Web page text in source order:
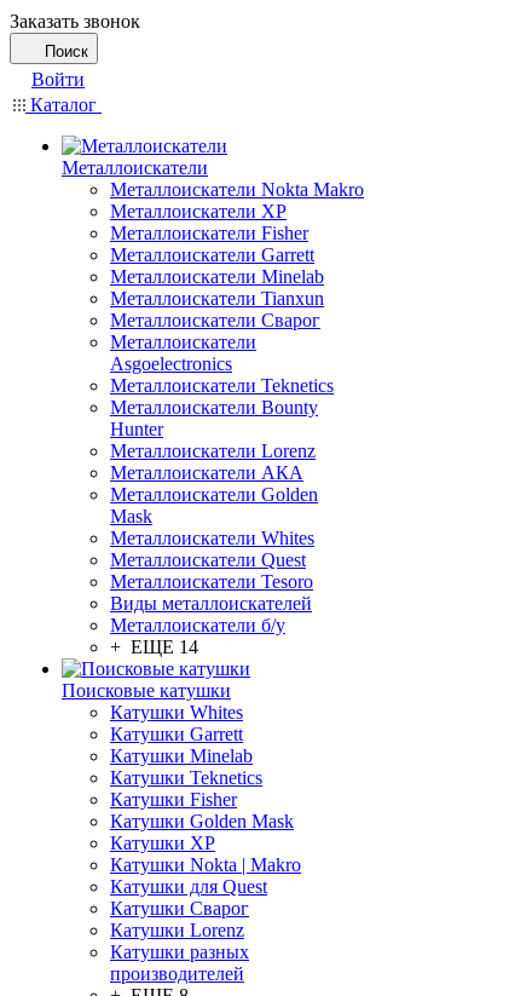
Заказать звонок
Поиск
Войти
Каталог
Металлоискатели
Металлоискатели Nokta Makro
Металлоискатели XP
Металлоискатели Fisher
Металлоискатели Garrett
Металлоискатели Minelab
Металлоискатели Tianxun
Металлоискатели Сварог
Металлоискатели
Asgoelectronics
Металлоискатели Teknetics
Металлоискатели Bounty
Hunter
Металлоискатели Lorenz
Металлоискатели АКА
Металлоискатели Golden
Mask
Металлоискатели Whites
Металлоискатели Quest
Металлоискатели Tesoro
Виды металлоискателей
Металлоискатели б/у
+ ЕЩЕ 14
Поисковые катушки
Катушки Whites
Катушки Garrett
Катушки Minelab
Катушки Teknetics
Катушки Fisher
Катушки Golden Mask
Катушки XP
Катушки Nokta | Makro
Катушки для Quest
Катушки Сварог
Катушки Lorenz
Катушки разных
производителей